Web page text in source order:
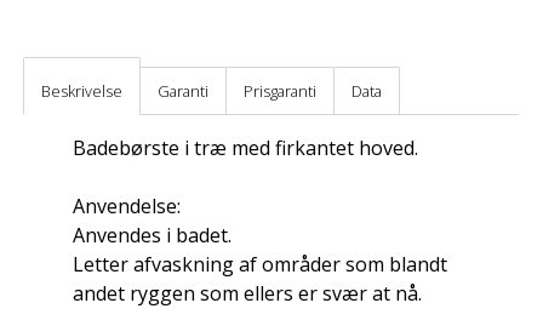
Beskrivelse Garanti Prisgaranti Data
Badebørste i træ med firkantet hoved.
Anvendelse:
Anvendes i badet.
Letter afvaskning af områder som blandt
andet ryggen som ellers er svær at nå.